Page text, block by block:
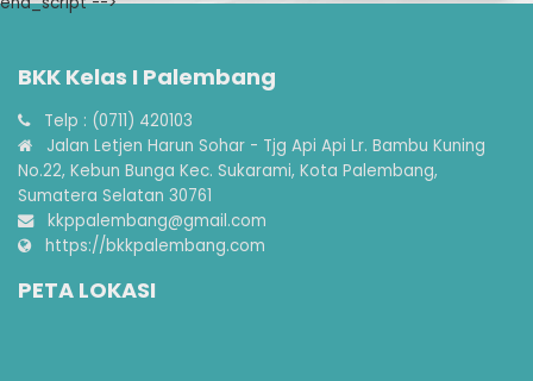
BKK Kelas I Palembang
Telp : (0711) 420103
Jalan Letjen Harun Sohar - Tjg Api Api Lr. Bambu Kuning
No.22, Kebun Bunga Kec. Sukarami, Kota Palembang,
Sumatera Selatan 30761
kkppalembang@gmail.com
https://bkkpalembang.com
PETA LOKASI